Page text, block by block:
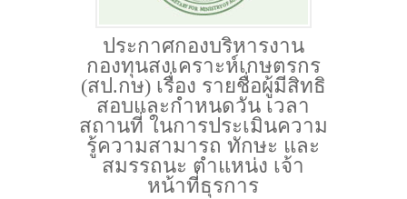
ประกาศกองบริหารงาน
กองทุนสงเคราะห์เกษตรกร
(สป.กษ) เรื่อง รายชื่อผู้มีสิทธิ
สอบและกำหนดวัน เวลา
สถานที่ ในการประเมินความ
รู้ความสามารถ ทักษะ และ
สมรรถนะ ตำแหน่ง เจ้า
หน้าที่ธุรการ